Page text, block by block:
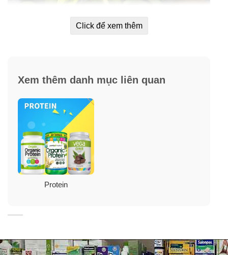
Thức uống Protein hữu cơ Orgain Organic Protein 50
Superfoods khi được khuấy lên bạn sẽ nhận được là
một ly protein sánh mịn như kem mà lại còn thơm ngon
dễ uống. Ngon một cách kỳ lạ.
Click để xem thêm
Xem thêm danh mục liên quan
Protein